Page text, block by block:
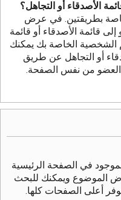
الأصدقاء أو التجاهل؟
بطريقتين. في عرض
قائمة الأصدقاء أو قائمة
الشخصية الخاصة بك يمكنك
أو التجاهل عن طريق
العضو من نفس الصفحة.
في الصفحة الرئيسية
الموضوع ويمكنك للبحث
أعلى الصفحات كلها.